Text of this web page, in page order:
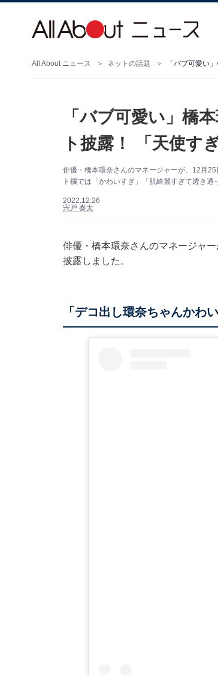
All About ニュース ネットの話題
「バブ可愛い」橋
ト披露！ 「天使す
俳優・橋本環奈さんのマネージャーが、12月
ト欄では「かわいすぎ」「肌綺麗すぎて透き通
2022.12.26
宍戸 奏太
俳優・橋本環奈さんのマネージャ
披露しました。
「デコ出し環奈ちゃんかわい